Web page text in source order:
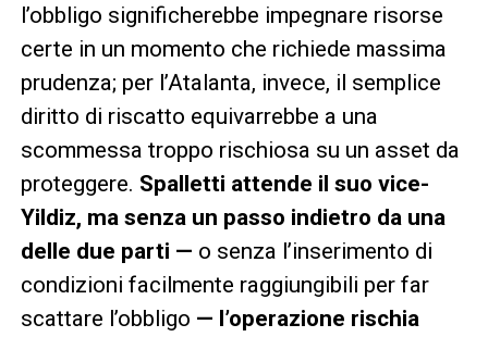
l’obbligo significherebbe impegnare risorse
certe in un momento che richiede massima
prudenza; per l’Atalanta, invece, il semplice
diritto di riscatto equivarrebbe a una
scommessa troppo rischiosa su un asset da
proteggere. Spalletti attende il suo vice-
Yildiz, ma senza un passo indietro da una
delle due parti — o senza l’inserimento di
condizioni facilmente raggiungibili per far
scattare l’obbligo — l’operazione rischia